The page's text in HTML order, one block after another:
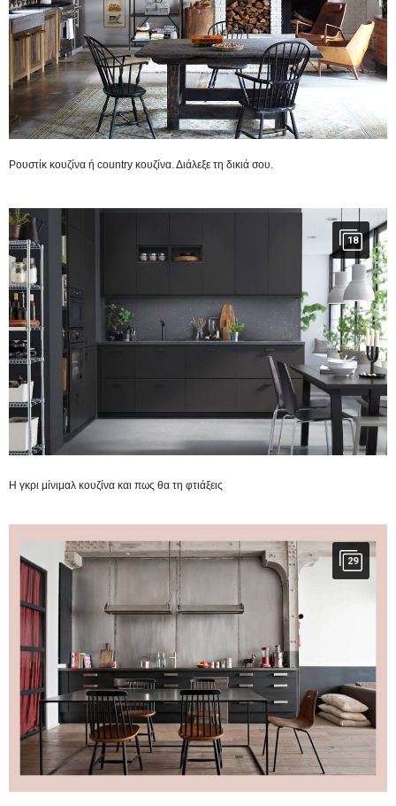
Ρουστίκ κουζίνα ή country κουζίνα. Διάλεξε τη δικιά σου.
18
Η γκρι μίνιμαλ κουζίνα και πως θα τη φτιάξεις
29